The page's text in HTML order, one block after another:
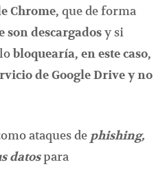
Chrome, que de forma
son descargadosy si
lobloquearía, en este caso,
de Google Drive y no
ataques de phishing,
datospara